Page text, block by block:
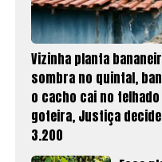
Vizinha planta
sombra no quintal,
o cacho cai no
goteira, Justiça
3.200